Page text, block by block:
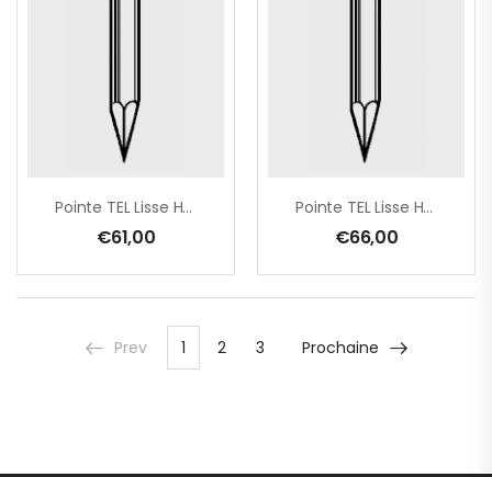
Pointe TEL Lisse HDG 2,5×27 – 5 Kg
€61,00
Pointe TEL Lisse HDG 2,5×27 En Seau De 5 Kg
€66,00
Prev 1 2 3 Prochaine